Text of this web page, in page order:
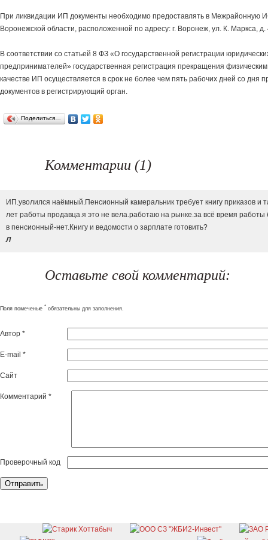
При ликвидации ИП документы необходимо предоставлять в
Воронежской области, расположенной по адресу: г. Воронеж, ул. К. Маркса, д.
В соответствии со статьей 8 ФЗ «О государственной регистрации
предпринимателей» государственная регистрация прекращения
качестве ИП осуществляется в срок не более чем пять рабочих дней со дня
документов в регистрирующий орган.
Поделиться…
Комментарии (1)
ИП.уволился наёмный.Пенсионный камеральник требует книгу приказов и
лет работы продавца.я это не вела.работаю на рынке.за всё время
в пенсионный-нет.Книгу и ведомости о зарплате готовить?
Л
Оставьте свой комментарий:
Поля помеченые * обязательны для заполнения.
Автор *
E-mail *
Сайт
Комментарий *
Проверочный код